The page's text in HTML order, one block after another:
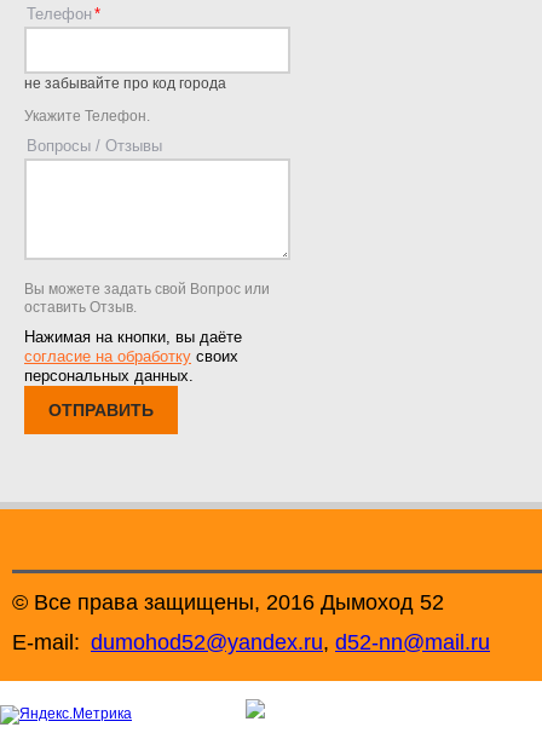
Телефон
не забывайте про код города
Укажите Телефон.
Вопросы / Отзывы
Вы можете задать свой Вопрос или
оставить Отзыв.
Нажимая на кнопки, вы даёте
согласие на обработку своих
персональных данных.
ОТПРАВИТЬ
© Все права защищены, 2016 Дымоход
E-mail: dumohod52@yandex.ru, d52-nn@mail.ru